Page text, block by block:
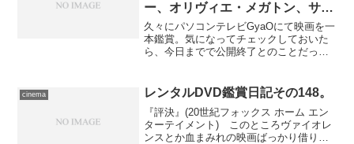
ー、オリヴィエ・メガトン、サ
ラ・レヴィ他／DVD発売元：
Pony Canyon
久々にパソコンテレビGyaOにて映画を一
本鑑賞。気になってチェックしておいた
ら、今日までで公開終了とのことだった
になる方はDVDやビデオを捜すか、再公
開されるのをお待ち...
cinema レンタルDVD鑑賞日記その148。
『評決』(20世紀フォックス ホーム エン
ターテイメント) このところヴァイオレ
ンスとか血まみれの映画ばっかり借りる